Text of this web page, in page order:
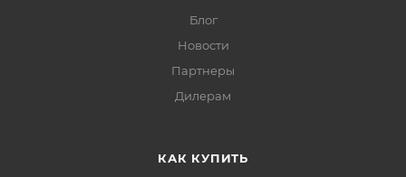
Блог
Новости
Партнеры
Дилерам
КАК КУПИТЬ